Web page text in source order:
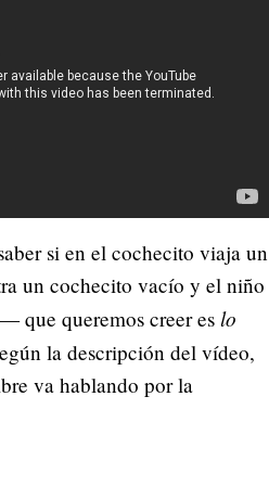
si en el cochecito viaja un
un cochecito vacío y el niño
que queremos creer es lo
la descripción del vídeo,
va hablando por la